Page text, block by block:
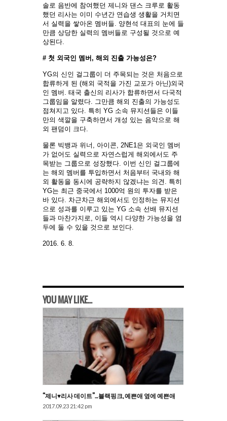
솔로 음반에 참여했던 제니와 댄스 크루로 활동
했던 리사는 이미 수년간 연습생 생활을 거치면
서 실력을 쌓아온 멤버들. 양현석 대표의 눈에 들
만큼 상당한 실력의 멤버들로 구성될 것으로 예
상된다.
# 첫 외국인 멤버, 해외 진출 가능성은?
YG의 신인 걸그룹이 더 주목되는 것은 처음으로
합류하게 된 (해외 국적을 가진 교포가 아닌)외국
인 멤버. 태국 출신의 리사가 합류하면서 다국적
그룹임을 알렸다. 그만큼 해외 진출의 가능성도
점쳐지고 있다. 특히 YG 소속 뮤지션들은 이들
만의 색깔을 구축하면서 개성 있는 음악으로 해
외 팬덤이 크다.
물론 빅뱅과 위너, 아이콘, 2NE1은 외국인 멤버
가 없어도 실력으로 자연스럽게 해외에서도 주
목받는 그룹으로 성장했다. 이번 신인 걸그룹에
는 해외 멤버를 투입하면서 처음부터 국내와 해
외 활동을 동시에 공략하지 않겠냐는 의견. 특히
YG는 최근 중국에서 1000억 원의 투자를 받은
바 있다. 차근차근 해외에서도 인정하는 뮤지션
으로 성과를 이루고 있는 YG 소속 선배 뮤지션
들과 마찬가지로, 이들 역시 다양한 가능성을 염
두에 둘 수 있을 것으로 보인다.
2016. 6. 8.
YOU MAY LIKE...
“제니♥리사 데이트”…블랙핑크, 예쁜애 옆에 예쁜애
2017.09.23 21:42 pm